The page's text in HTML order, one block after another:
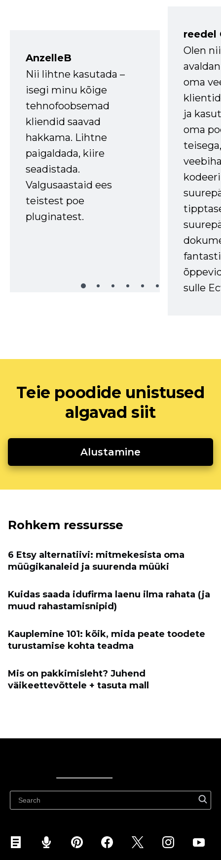
AnzelleB
Nii lihtne kasutada –
isegi minu kõige
tehnofoobsemad
kliendid saavad
hakkama. Lihtne
paigaldada, kiire
seadistada.
Valgusaastaid ees
teistest poe
pluginatest.
reedel
Olen
oma
ja
oma
sulle
Teie poodide unistused
algavad siit
Alustamine
Rohkem ressursse
6 Etsy alternatiivi: mitmekesista oma
müügikanaleid ja suurenda müüki
Kuidas saada idufirma laenu ilma rahata (ja
muud rahastamisnipid)
Kauplemine 101: kõik, mida peate toodete
turustamise kohta teadma
Mis on pakkimisleht? Juhend
väikeettevõttele + tasuta mall